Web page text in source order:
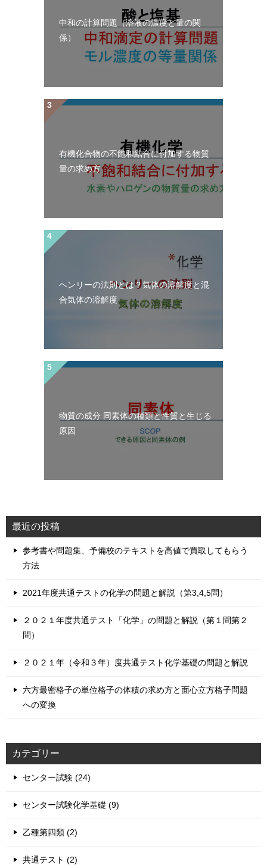
中和の計算問題（溶液の濃度と量の関
係）
有機化合物の不飽和結合に付加する物質
量の求め方
ヘンリーの法則とは？気体の溶解度と混
合気体の溶解度
物質の成分 同素体の種類と性質と生じる
原因
最近の投稿
参考書や問題集、予備校のテキストを高値で買取してもらう
方法
2021年度共通テストの化学の問題と解説（第3,4,5問）
２０２１年度共通テスト「化学」の問題と解説（第１問第２
問）
２０２１年（令和３年）度共通テスト化学基礎の問題と解説
六方最密格子の単位格子の体積の求め方と面心立方格子問題
への変換
カテゴリー
センター試験 (24)
センター試験化学基礎 (9)
乙種第四類 (2)
共通テスト (2)